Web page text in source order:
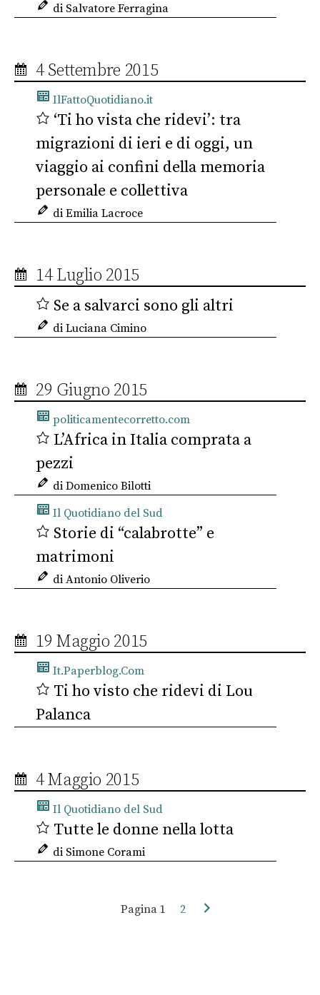
di Salvatore Ferragina
4 Settembre 2015
IlFattoQuotidiano.it
‘Ti ho vista che ridevi’: tra
migrazioni di ieri e di oggi, un
viaggio ai confini della memoria
personale e collettiva
di Emilia Lacroce
14 Luglio 2015
Se a salvarci sono gli altri
di Luciana Cimino
29 Giugno 2015
politicamentecorretto.com
L’Africa in Italia comprata a
pezzi
di Domenico Bilotti
Il Quotidiano del Sud
Storie di “calabrotte” e
matrimoni
di Antonio Oliverio
19 Maggio 2015
It.Paperblog.Com
Ti ho visto che ridevi di Lou
Palanca
4 Maggio 2015
Il Quotidiano del Sud
Tutte le donne nella lotta
di Simone Corami
Pagina 1 2